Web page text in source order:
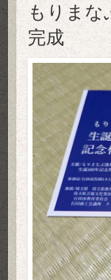
もりま
完成